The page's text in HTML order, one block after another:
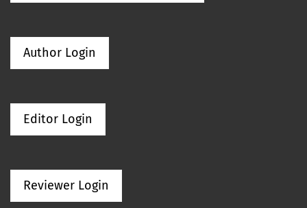
Author Login
Editor Login
Reviewer Login